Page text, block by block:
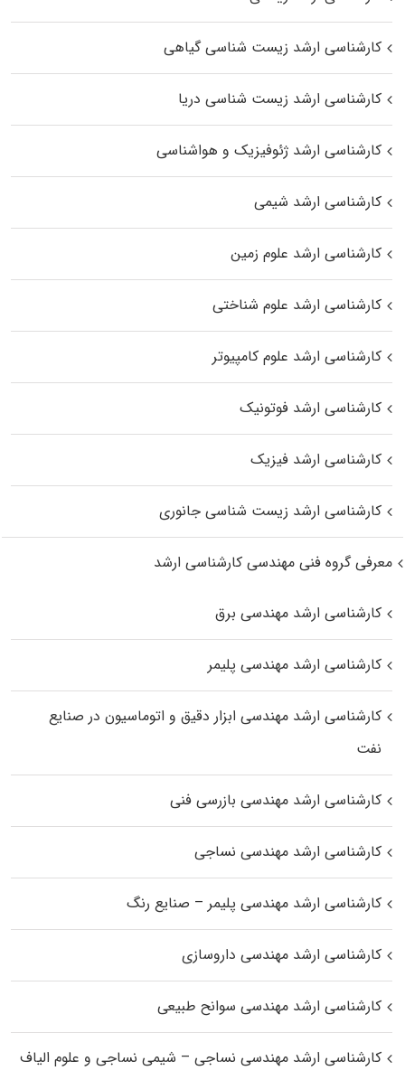
کارشناسی ارشد زیست‌ شناسی گیاهی
کارشناسی ارشد زیست‌ شناسی دریا
کارشناسی ارشد ژئوفیزیک و هواشناسی
کارشناسی ارشد شیمی
کارشناسی ارشد علوم زمین
کارشناسی ارشد علوم شناختی
کارشناسی ارشد علوم کامپیوتر
کارشناسی ارشد فوتونیک
کارشناسی ارشد فیزیک
کارشناسی ارشد زیست‌ شناسی جانوری
معرفی گروه فنی مهندسی کارشناسی ارشد
کارشناسی ارشد مهندسی برق
کارشناسی ارشد مهندسی پلیمر
کارشناسی ارشد مهندسی ابزار دقیق و اتوماسیون در صنایع
نفت
کارشناسی ارشد مهندسی بازرسی فنی
کارشناسی ارشد مهندسی نساجی
کارشناسی ارشد مهندسی پلیمر – صنایع رنگ
کارشناسی ارشد مهندسی داروسازی
کارشناسی ارشد مهندسی سوانح طبیعی
کارشناسی ارشد مهندسی نساجی – شیمی نساجی و علوم الیاف